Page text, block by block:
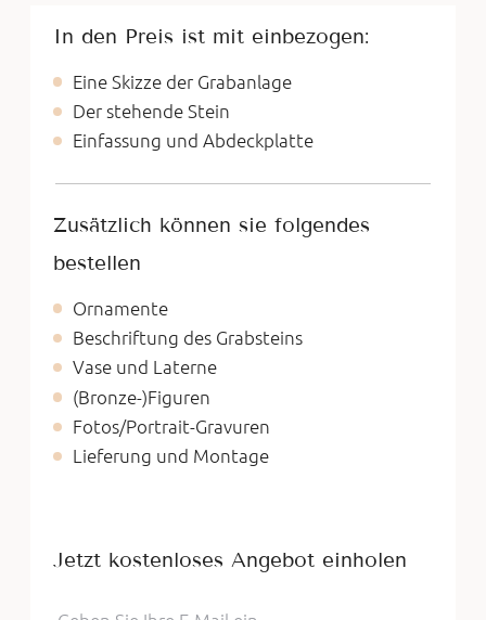
In den Preis ist mit einbezogen:
Eine Skizze der Grabanlage
Der stehende Stein
Einfassung und Abdeckplatte
Zusätzlich können sie folgendes
bestellen
Ornamente
Beschriftung des Grabsteins
Vase und Laterne
(Bronze-)Figuren
Fotos/Portrait-Gravuren
Lieferung und Montage
Jetzt kostenloses Angebot einholen